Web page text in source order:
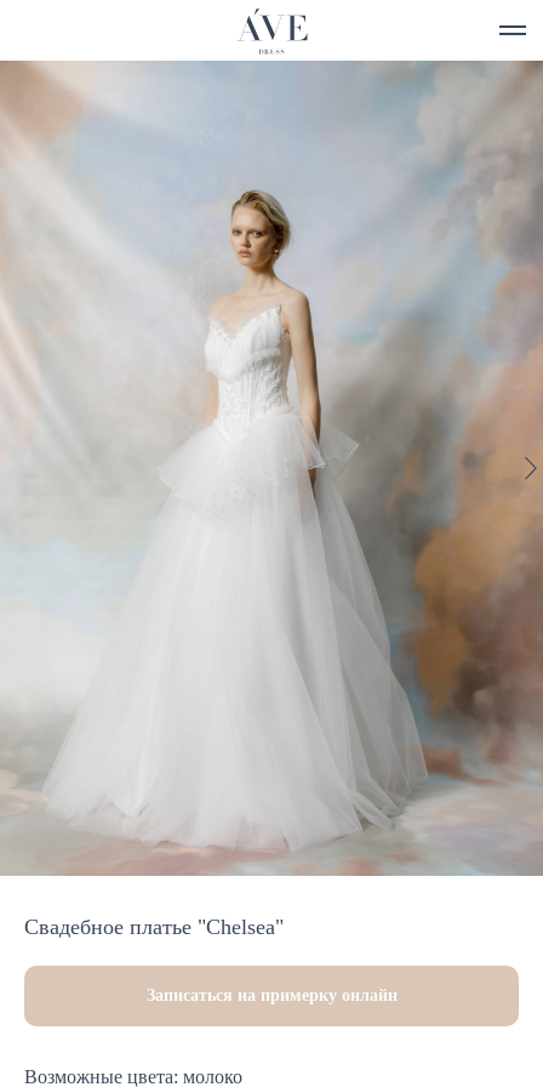
Свадебное платье "Chelsea"
Записаться на примерку онлайн
Возможные цвета: молоко